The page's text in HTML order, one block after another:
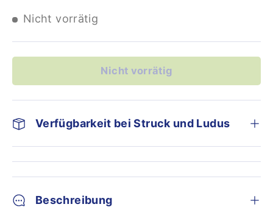
Nicht vorrätig
Nicht vorrätig
Verfügbarkeit bei Struck und Ludus
Beschreibung